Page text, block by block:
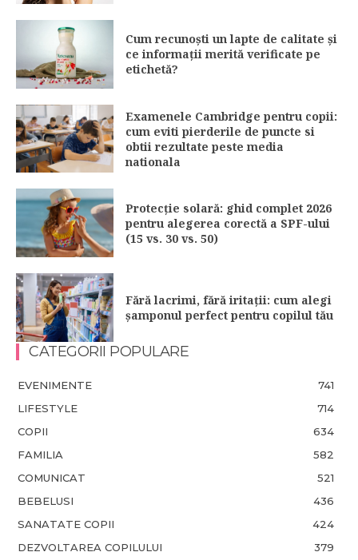
Cum recunoști un lapte de calitate și
ce informații merită verificate pe
etichetă?
Examenele Cambridge pentru copii:
cum eviti pierderile de puncte si
obtii rezultate peste media
nationala
Protecție solară: ghid complet 2026
pentru alegerea corectă a SPF-ului
(15 vs. 30 vs. 50)
Fără lacrimi, fără iritații: cum alegi
șamponul perfect pentru copilul tău
CATEGORII POPULARE
EVENIMENTE
741
LIFESTYLE
714
COPII
634
FAMILIA
582
COMUNICAT
521
BEBELUSI
436
SANATATE COPII
424
DEZVOLTAREA COPILULUI
379